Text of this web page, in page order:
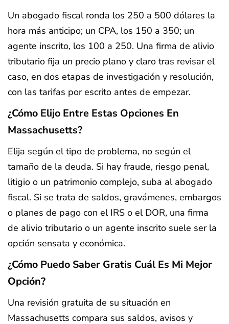
Un abogado fiscal ronda los 250 a 500 dólares la
hora más anticipo; un CPA, los 150 a 350; un
agente inscrito, los 100 a 250. Una firma de alivio
tributario fija un precio plano y claro tras revisar el
caso, en dos etapas de investigación y resolución,
con las tarifas por escrito antes de empezar.
¿Cómo Elijo Entre Estas Opciones En
Massachusetts?
Elija según el tipo de problema, no según el
tamaño de la deuda. Si hay fraude, riesgo penal,
litigio o un patrimonio complejo, suba al abogado
fiscal. Si se trata de saldos, gravámenes, embargos
o planes de pago con el IRS o el DOR, una firma
de alivio tributario o un agente inscrito suele ser la
opción sensata y económica.
¿Cómo Puedo Saber Gratis Cuál Es Mi Mejor
Opción?
Una revisión gratuita de su situación en
Massachusetts compara sus saldos, avisos y